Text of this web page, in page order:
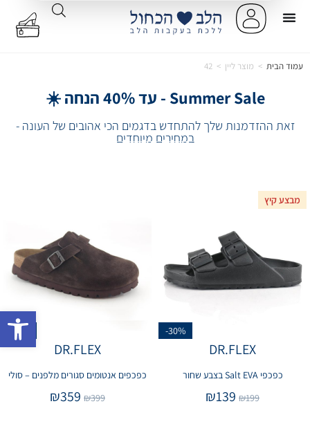
עמוד הבית > מוצר ליין >
42
Summer Sale - עד 40% הנחה ☀️
זאת ההזדמנות שלך להתחדש בדגמים הכי אהובים של העונה -
במחירים מיוחדים
מבצע קיץ
-30%
DR.FLEX
כפכפי Salt EVA בצבע שחור
₪199
₪139
-10%
DR.FLEX
כפכפים אנטומים סגורים מלפנים – סולי
₪399
₪359